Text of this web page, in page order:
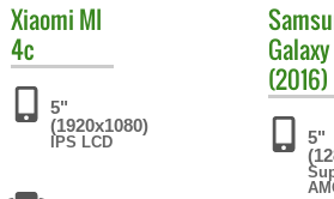
Xiaomi MI
4c
5"
(1920x1080)
IPS LCD
(2016)
5"